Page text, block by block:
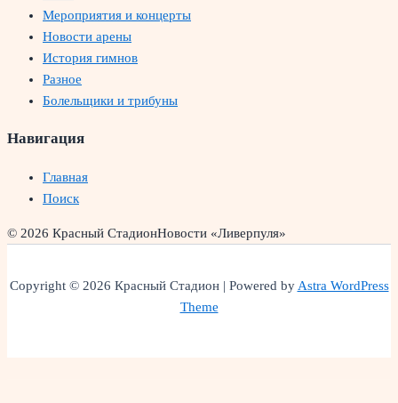
Мероприятия и концерты
Новости арены
История гимнов
Разное
Болельщики и трибуны
Навигация
Главная
Поиск
© 2026 Красный СтадионНовости «Ливерпуля»
Copyright © 2026 Красный Стадион | Powered byAstra WordPress
Theme